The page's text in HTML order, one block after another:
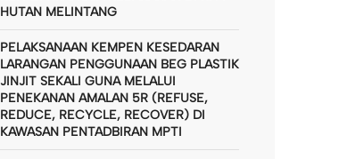
HUTAN MELINTANG
PELAKSANAAN KEMPEN KESEDARAN
LARANGAN PENGGUNAAN BEG PLASTIK
JINJIT SEKALI GUNA MELALUI
PENEKANAN AMALAN 5R (REFUSE,
REDUCE, RECYCLE, RECOVER) DI
KAWASAN PENTADBIRAN MPTI